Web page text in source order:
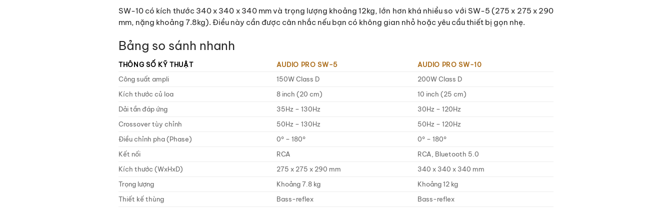
SW-10 có kích thước 340 x 340 x 340 mm và trọng lượng khoảng 12kg, lớn hơn khá nhiều so với SW-5 (275 x 275 x 290
mm, nặng khoảng 7.8kg). Điều này cần được cân nhắc nếu bạn có không gian nhỏ hoặc yêu cầu thiết bị gọn nhẹ.
Bảng so sánh nhanh
THÔNG SỐ KỸ THUẬT AUDIO PRO SW-5
AUDIO PRO SW-10
Công suất ampli
150W Class D
200W Class D
Kích thước củ loa
8 inch (20 cm)
10 inch (25 cm)
Dải tần đáp ứng
35Hz – 130Hz
30Hz – 120Hz
Crossover tùy chỉnh
50Hz – 130Hz
50Hz – 120Hz
Điều chỉnh pha (Phase)
0° – 180°
0° – 180°
Kết nối
RCA
RCA, Bluetooth 5.0
Kích thước (WxHxD)
275 x 275 x 290 mm
340 x 340 x 340 mm
Trọng lượng
Khoảng 7.8 kg
Khoảng 12 kg
Thiết kế thùng
Bass-reflex
Bass-reflex